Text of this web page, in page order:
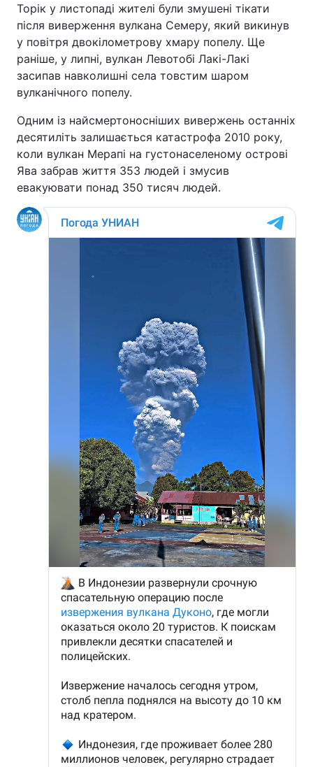
Торік у листопаді жителі були змушені тікати
після виверження вулкана Семеру, який викинув
у повітря двокілометрову хмару попелу. Ще
раніше, у липні, вулкан Левотобі Лакі-Лакі
засипав навколишні села товстим шаром
вулканічного попелу.
Одним із найсмертоносніших вивержень останніх
десятиліть залишається катастрофа 2010 року,
коли вулкан Мерапі на густонаселеному острові
Ява забрав життя 353 людей і змусив
евакуювати понад 350 тисяч людей.